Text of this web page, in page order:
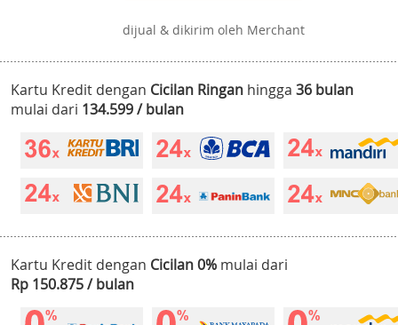
dijual & dikirim oleh Merchant
Kartu Kredit dengan Cicilan Ringan hingga 36 bulan
mulai dari 134.599 / bulan
Kartu Kredit dengan Cicilan 0% mulai dari
Rp 150.875 / bulan